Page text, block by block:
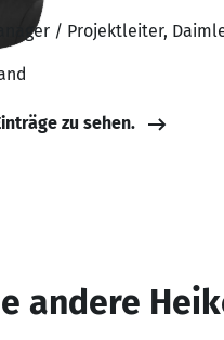
/ Projektleiter,
zu sehen.
andere